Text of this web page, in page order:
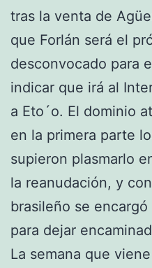
tras la venta de
que Forlán será el
desconvocado para
indicar que irá al
a Eto´o. El dominio
en la primera parte
supieron plasmarlo
la reanudación, y
brasileño se
para dejar
La semana que